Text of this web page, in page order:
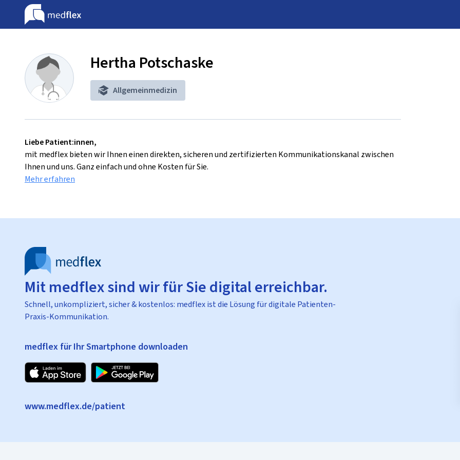
Hertha Potschaske
Allgemeinmedizin
Liebe Patient:innen,
mit medflex bieten wir Ihnen einen direkten, sicheren und zertifizierten Kommunikationskanal zwischen
Ihnen und uns. Ganz einfach und ohne Kosten für Sie.
Mehr erfahren
Mit medflex sind wir für Sie digital erreichbar.
Schnell, unkompliziert, sicher & kostenlos: medflex ist die Lösung für digitale Patienten-
Praxis-Kommunikation.
medflex für Ihr Smartphone downloaden
www.medflex.de/patient